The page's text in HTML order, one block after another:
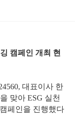
캠페인 개최 현
대표이사 한
맞아 ESG 실천
페인을 진행했다